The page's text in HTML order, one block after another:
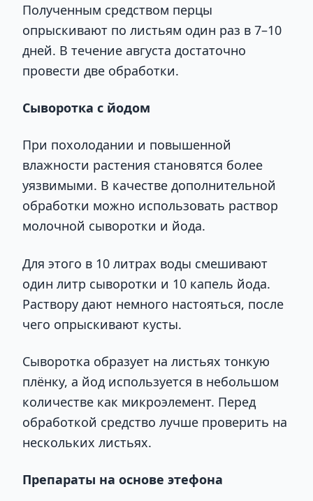
Полученным средством перцы
опрыскивают по листьям один раз в 7–10
дней. В течение августа достаточно
провести две обработки.
Сыворотка с йодом
При похолодании и повышенной
влажности растения становятся более
уязвимыми. В качестве дополнительной
обработки можно использовать раствор
молочной сыворотки и йода.
Для этого в 10 литрах воды смешивают
один литр сыворотки и 10 капель йода.
Раствору дают немного настояться, после
чего опрыскивают кусты.
Сыворотка образует на листьях тонкую
плёнку, а йод используется в небольшом
количестве как микроэлемент. Перед
обработкой средство лучше проверить на
нескольких листьях.
Препараты на основе этефона